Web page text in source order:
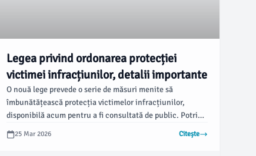
Legea privind ordonarea protecției
victimei infracțiunilor, detalii importante
O nouă lege prevede o serie de măsuri menite să
îmbunătățească protecția victimelor infracțiunilor,
disponibilă acum pentru a fi consultată de public. Potrivit
unor surse, această reglementare include obligativitatea
informării victimelor cu privire la drepturile lor, precum și
25 Mar 2026 Citește